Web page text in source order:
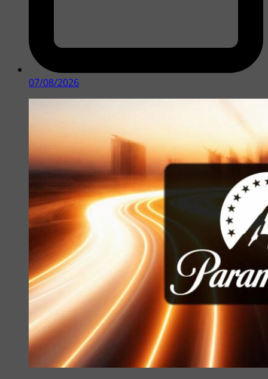
07/08/2026